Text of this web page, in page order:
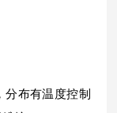
布有温度控制